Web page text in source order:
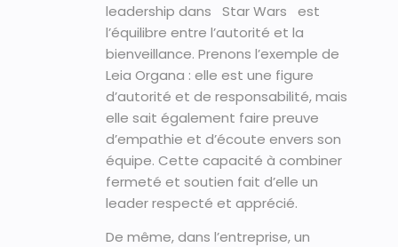
leadership dans Star Wars est
l’équilibre entre l’autorité et la
bienveillance. Prenons l’exemple de
Leia Organa : elle est une figure
d’autorité et de responsabilité, mais
elle sait également faire preuve
d’empathie et d’écoute envers son
équipe. Cette capacité à combiner
fermeté et soutien fait d’elle un
leader respecté et apprécié.
De même, dans l’entreprise, un